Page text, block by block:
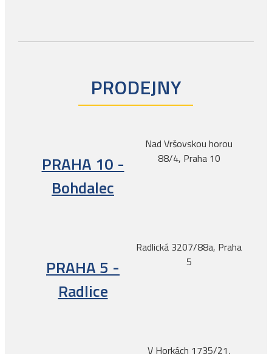
PRODEJNY
PRAHA 10 -
Bohdalec
Nad Vršovskou horou
88/4, Praha 10
PRAHA 5 -
Radlice
Radlická 3207/88a, Praha
5
V Horkách 1735/21,